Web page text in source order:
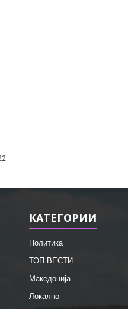
КАТЕГОРИИ
Политика
ТОП ВЕСТИ
Македонија
Локално